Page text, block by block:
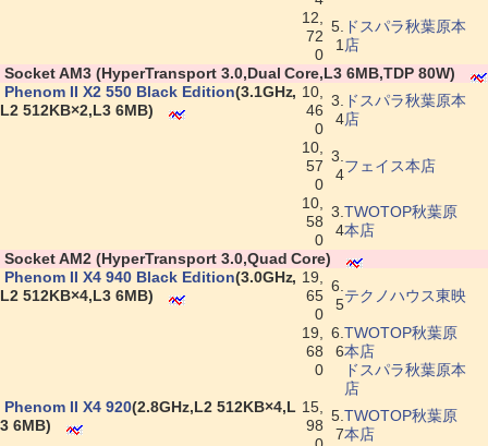
12,
72
0
5.
1
ドスパラ秋葉原本
店
Socket AM3 (HyperTransport 3.0,Dual Core,L3 6MB,TDP 80W)
Phenom II X2 550 Black Edition(3.1GHz,
L2 512KB×2,L3 6MB)
10,
46
0
3.
4
ドスパラ秋葉原本
店
10,
57
0
3.
4フェイス本店
10,
58
0
3.
4
TWOTOP秋葉原
本店
Socket AM2 (HyperTransport 3.0,Quad Core)
Phenom II X4 940 Black Edition(3.0GHz,
L2 512KB×4,L3 6MB)
19,
65
0
6.
5テクノハウス東映
19,
68
0
6.
6
TWOTOP秋葉原
本店
ドスパラ秋葉原本
店
Phenom II X4 920(2.8GHz,L2 512KB×4,L
3 6MB)
15,
98
5.
7
TWOTOP秋葉原
本店